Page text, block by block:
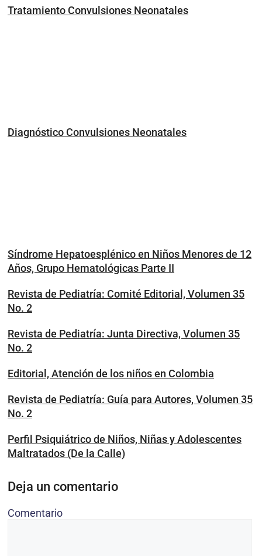
Tratamiento Convulsiones Neonatales
Diagnóstico Convulsiones Neonatales
Síndrome Hepatoesplénico en Niños Menores de 12
Años, Grupo Hematológicas Parte II
Revista de Pediatría: Comité Editorial, Volumen 35
No. 2
Revista de Pediatría: Junta Directiva, Volumen 35
No. 2
Editorial, Atención de los niños en Colombia
Revista de Pediatría: Guía para Autores, Volumen 35
No. 2
Perfil Psiquiátrico de Niños, Niñas y Adolescentes
Maltratados (De la Calle)
Deja un comentario
Comentario